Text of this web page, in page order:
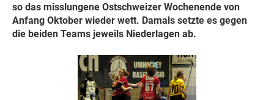
so das misslungene Ostschweizer Wochenende von
Anfang Oktober wieder wett. Damals setzte es gegen
die beiden Teams jeweils Niederlagen ab.